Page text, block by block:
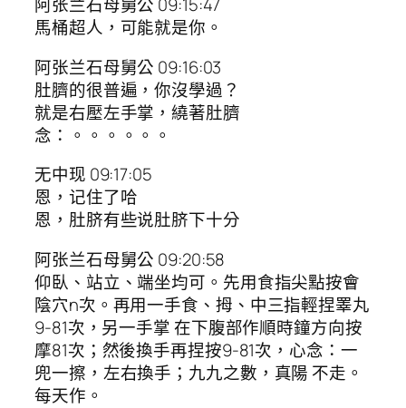
阿张兰石母舅公 09:15:47
馬桶超人，可能就是你。
阿张兰石母舅公 09:16:03
肚臍的很普遍，你沒學過？
就是右壓左手掌，繞著肚臍
念：。。。。。。
无中现 09:17:05
恩，记住了哈
恩，肚脐有些说肚脐下十分
阿张兰石母舅公 09:20:58
仰臥、站立、端坐均可。先用食指尖點按會
陰穴n次。再用一手食、拇、中三指輕捏睪丸
9-81次，另一手掌 在下腹部作順時鐘方向按
摩81次；然後換手再捏按9-81次，心念：一
兜一擦，左右換手；九九之數，真陽 不走。
每天作。